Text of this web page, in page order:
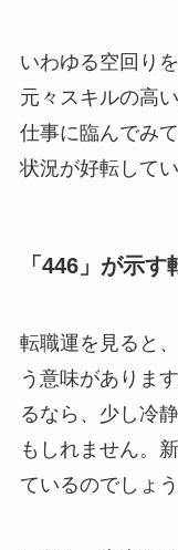
いわゆる空回り
元々スキルの高
仕事に臨んでみ
状況が好転して
「446」が示す
転職運を見ると
う意味がありま
るなら、少し冷
もしれません。
ているのでしょう